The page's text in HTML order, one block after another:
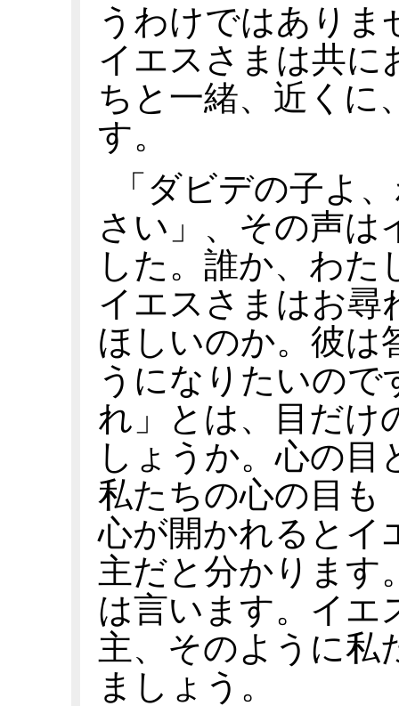
うわけではあり
イエスさまは共に
ちと一緒、近くに
す。
「ダビデの子よ
さい」、その声は
した。誰か、わた
イエスさまはお尋
ほしいのか。彼は
うになりたいので
れ」とは、目だけ
しょうか。心の
私たちの心の目も
心が開かれるとイ
主だと分かります
は言います。イエ
主、そのように私
ましょう。